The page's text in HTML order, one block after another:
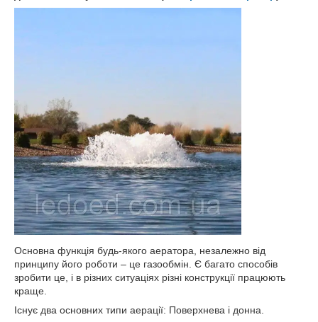
Основна функція будь-якого аератора, незалежно від
принципу його роботи – це газообмін. Є багато способів
зробити це, і в різних ситуаціях різні конструкції працюють
краще.
Існує два основних типи аерації: Поверхнева і донна.